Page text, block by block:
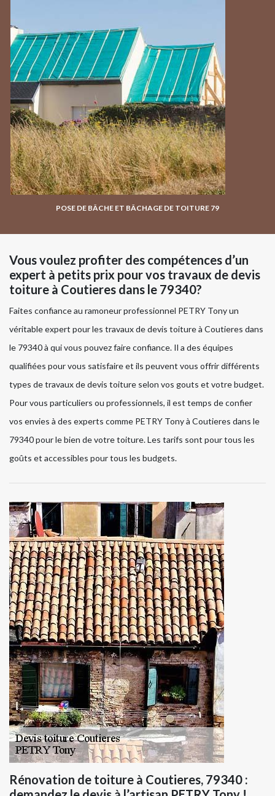
POSE DE BÂCHE ET BÂCHAGE DE TOITURE 79
Vous voulez profiter des compétences d’un
expert à petits prix pour vos travaux de devis
toiture à Coutieres dans le 79340?
Faites confiance au ramoneur professionnel PETRY Tony un
véritable expert pour les travaux de devis toiture à Coutieres dans
le 79340 à qui vous pouvez faire confiance. Il a des équipes
qualifiées pour vous satisfaire et ils peuvent vous offrir différents
types de travaux de devis toiture selon vos gouts et votre budget.
Pour vous particuliers ou professionnels, il est temps de confier
vos envies à des experts comme PETRY Tony à Coutieres dans le
79340 pour le bien de votre toiture. Les tarifs sont pour tous les
goûts et accessibles pour tous les budgets.
Rénovation de toiture à Coutieres, 79340 :